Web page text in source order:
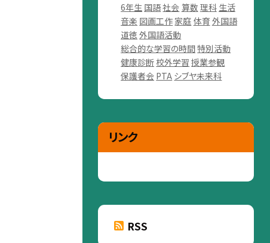
6年生 国語社会 算数 理科 生活
音楽 図画工作 家庭 体育 外国語
道徳 外国語活動
総合的な学習の時間特別活動
健康診断 校外学習 授業参観
保護者会 PTA シブヤ未来科
リンク
RSS